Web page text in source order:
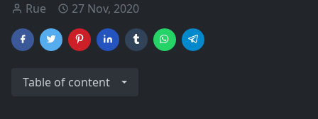
Rue 27 Nov, 2020
Table of content